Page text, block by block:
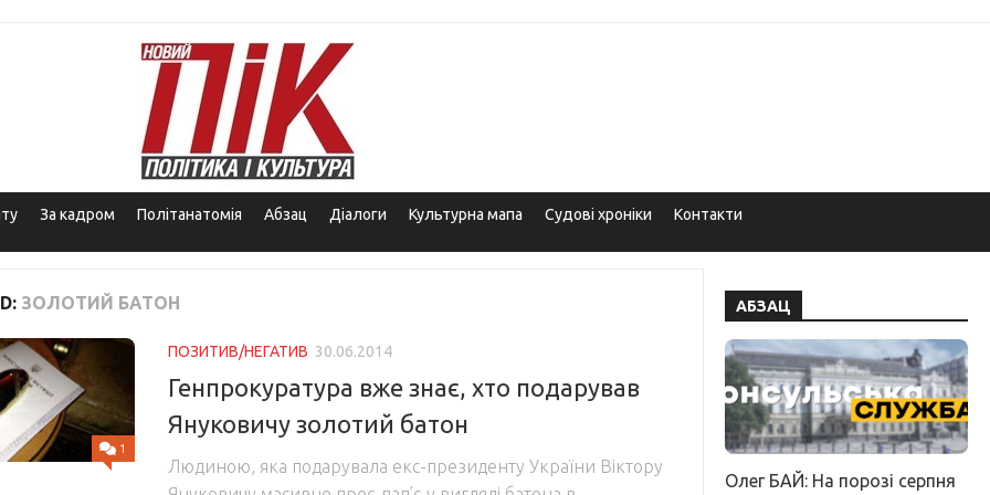
За кадром Політанатомія Абзац Діалоги Культурна мапа Судові хроніки Контакти
ЗОЛОТИЙ БАТОН
1
ПОЗИТИВ/НЕГАТИВ 30.06.2014
Генпрокуратура вже знає, хто подарував
Януковичу золотий батон
Людиною, яка подарувала екс-президенту України Віктору
АБЗАЦ
Олег БАЙ: На порозі серпня